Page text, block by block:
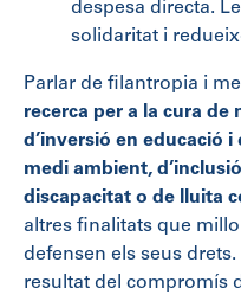
despesa directa.
solidaritat i
Parlar de filantropia i
recerca per a la cura de
d’inversió en educació
medi ambient,
discapacitat o de lluita
altres finalitats que
defensen els seus
resultat del compromís